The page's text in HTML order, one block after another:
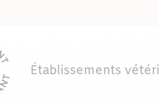
Établissements